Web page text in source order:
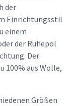
der
Einrichtungsstil
einem
der Ruhepol
Der
100% aus Wolle,
Größen